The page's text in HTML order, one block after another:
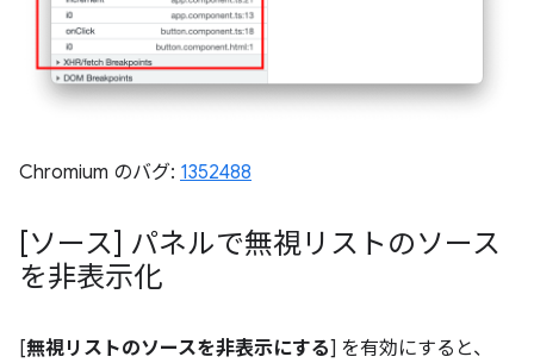
Chromium のバグ: 1352488
[ソース] パネルで無視リストのソース
を非表示化
[無視リストのソースを非表示にする] を有効にすると、